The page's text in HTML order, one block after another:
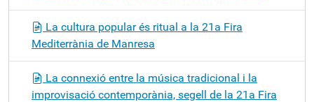
La cultura popular és ritual a la 21a Fira
Mediterrània de Manresa
La connexió entre la música tradicional i la
improvisació contemporània, segell de la 21a Fira